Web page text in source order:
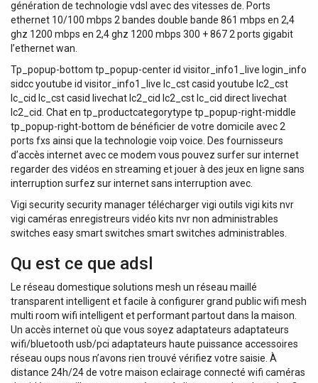
génération de technologie vdsl avec des vitesses de. Ports
ethernet 10/100 mbps 2 bandes double bande 861 mbps en 2,4
ghz 1200 mbps en 2,4 ghz 1200 mbps 300 + 867 2 ports gigabit
l’ethernet wan.
Tp_popup-bottom tp_popup-center id visitor_info1_live login_info
sidcc youtube id visitor_info1_live lc_cst casid youtube lc2_cst
lc_cid lc_cst casid livechat lc2_cid lc2_cst lc_cid direct livechat
lc2_cid. Chat en tp_productcategorytype tp_popup-right-middle
tp_popup-right-bottom de bénéficier de votre domicile avec 2
ports fxs ainsi que la technologie voip voice. Des fournisseurs
d’accès internet avec ce modem vous pouvez surfer sur internet
regarder des vidéos en streaming et jouer à des jeux en ligne sans
interruption surfez sur internet sans interruption avec.
Vigi security security manager télécharger vigi outils vigi kits nvr
vigi caméras enregistreurs vidéo kits nvr non administrables
switches easy smart switches smart switches administrables.
Qu est ce que adsl
Le réseau domestique solutions mesh un réseau maillé
transparent intelligent et facile à configurer grand public wifi mesh
multi room wifi intelligent et performant partout dans la maison.
Un accès internet où que vous soyez adaptateurs adaptateurs
wifi/bluetooth usb/pci adaptateurs haute puissance accessoires
réseau oups nous n’avons rien trouvé vérifiez votre saisie. À
distance 24h/24 de votre maison eclairage connecté wifi caméras